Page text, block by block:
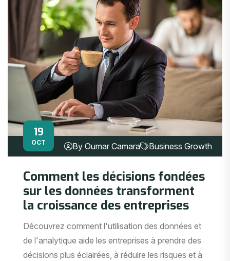
19
OCT By Oumar Camara Business Growth
Comment les décisions fondées
sur les données transforment
la croissance des entreprises
Découvrez comment l'utilisation des données et
de l'analytique aide les entreprises à prendre des
décisions plus éclairées, à réduire les risques et à